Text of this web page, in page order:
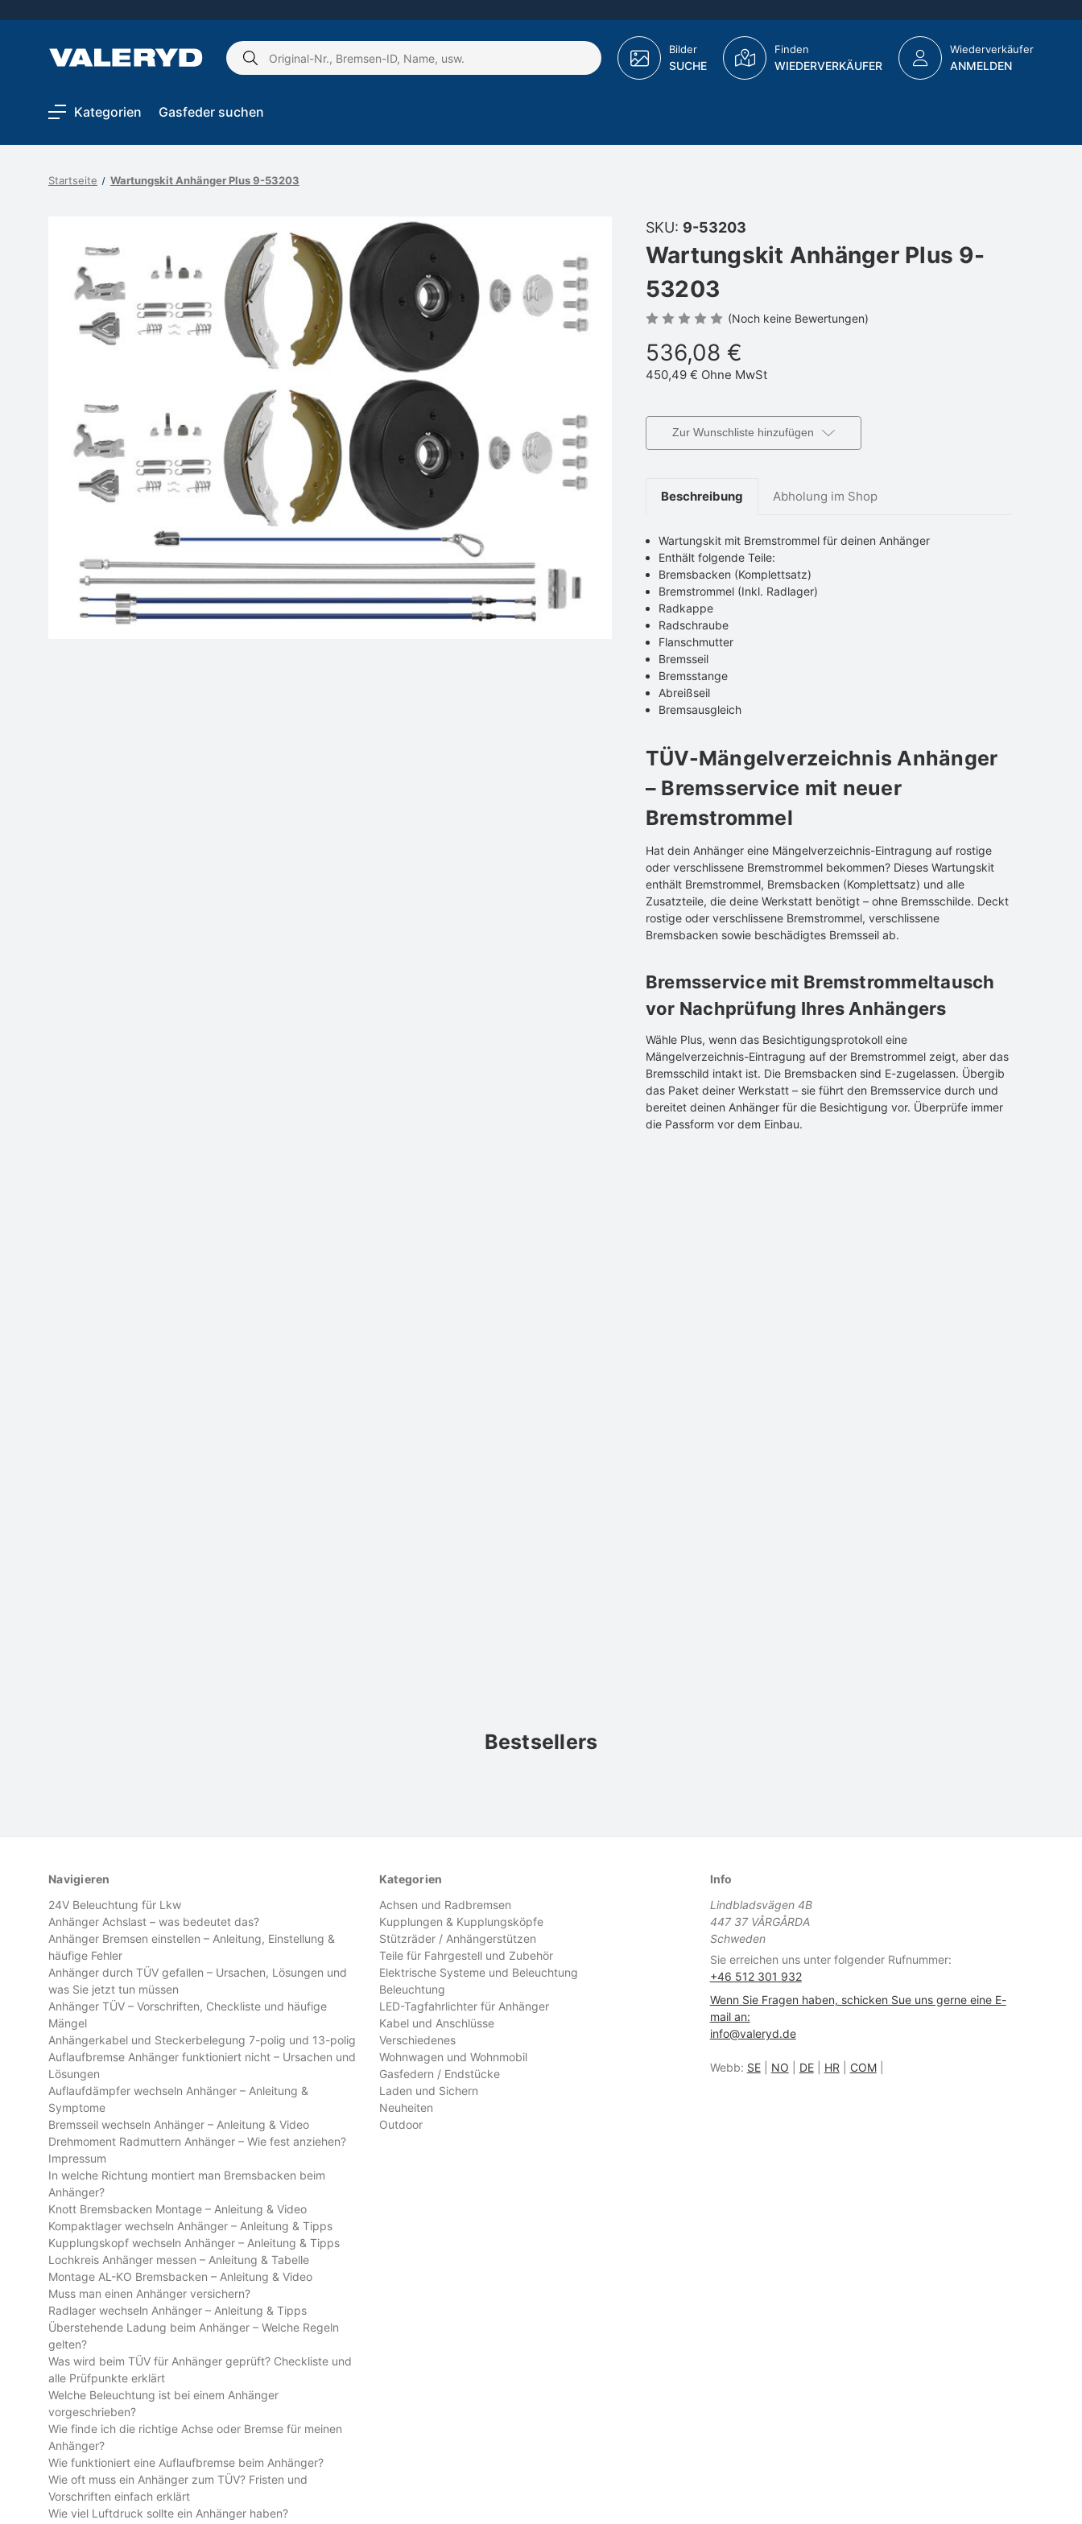
Schlagwort
Bilder
SUCHE
Finden
WIEDERVERKÄUFER
Wiederverkäufer
ANMELDEN
Kategorien Gasfeder suchen
Startseite Wartungskit Anhänger Plus 9-53203
SKU: 9-53203
Wartungskit Anhänger Plus 9-
53203
(Noch keine Bewertungen)
536,08 €
450,49 € Ohne MwSt
Zur Wunschliste hinzufügen
Beschreibung Abholung im Shop
Wartungskit mit Bremstrommel für deinen Anhänger
Enthält folgende Teile:
Bremsbacken (Komplettsatz)
Bremstrommel (Inkl. Radlager)
Radkappe
Radschraube
Flanschmutter
Bremsseil
Bremsstange
Abreißseil
Bremsausgleich
TÜV-Mängelverzeichnis Anhänger
– Bremsservice mit neuer
Bremstrommel
Hat dein Anhänger eine Mängelverzeichnis-Eintragung auf rostige
oder verschlissene Bremstrommel bekommen? Dieses Wartungskit
enthält Bremstrommel, Bremsbacken (Komplettsatz) und alle
Zusatzteile, die deine Werkstatt benötigt – ohne Bremsschilde. Deckt
rostige oder verschlissene Bremstrommel, verschlissene
Bremsbacken sowie beschädigtes Bremsseil ab.
Bremsservice mit Bremstrommeltausch
vor Nachprüfung Ihres Anhängers
Wähle Plus, wenn das Besichtigungsprotokoll eine
Mängelverzeichnis-Eintragung auf der Bremstrommel zeigt, aber das
Bremsschild intakt ist. Die Bremsbacken sind E-zugelassen. Übergib
das Paket deiner Werkstatt – sie führt den Bremsservice durch und
bereitet deinen Anhänger für die Besichtigung vor. Überprüfe immer
die Passform vor dem Einbau.
Bestsellers
Navigieren
24V Beleuchtung für Lkw
Anhänger Achslast – was bedeutet das?
Anhänger Bremsen einstellen – Anleitung, Einstellung &
häufige Fehler
Anhänger durch TÜV gefallen – Ursachen, Lösungen und
was Sie jetzt tun müssen
Anhänger TÜV – Vorschriften, Checkliste und häufige
Mängel
Anhängerkabel und Steckerbelegung 7-polig und 13-polig
Auflaufbremse Anhänger funktioniert nicht – Ursachen und
Lösungen
Auflaufdämpfer wechseln Anhänger – Anleitung &
Symptome
Bremsseil wechseln Anhänger – Anleitung & Video
Drehmoment Radmuttern Anhänger – Wie fest anziehen?
Impressum
In welche Richtung montiert man Bremsbacken beim
Anhänger?
Knott Bremsbacken Montage – Anleitung & Video
Kompaktlager wechseln Anhänger – Anleitung & Tipps
Kupplungskopf wechseln Anhänger – Anleitung & Tipps
Lochkreis Anhänger messen – Anleitung & Tabelle
Montage AL-KO Bremsbacken – Anleitung & Video
Muss man einen Anhänger versichern?
Radlager wechseln Anhänger – Anleitung & Tipps
Überstehende Ladung beim Anhänger – Welche Regeln
gelten?
Was wird beim TÜV für Anhänger geprüft? Checkliste und
alle Prüfpunkte erklärt
Welche Beleuchtung ist bei einem Anhänger
vorgeschrieben?
Wie finde ich die richtige Achse oder Bremse für meinen
Anhänger?
Wie funktioniert eine Auflaufbremse beim Anhänger?
Wie oft muss ein Anhänger zum TÜV? Fristen und
Vorschriften einfach erklärt
Wie viel Luftdruck sollte ein Anhänger haben?
Kategorien
Achsen und Radbremsen
Kupplungen & Kupplungsköpfe
Stützräder / Anhängerstützen
Teile für Fahrgestell und Zubehör
Elektrische Systeme und Beleuchtung
Beleuchtung
LED-Tagfahrlichter für Anhänger
Kabel und Anschlüsse
Verschiedenes
Wohnwagen und Wohnmobil
Gasfedern / Endstücke
Laden und Sichern
Neuheiten
Outdoor
Info
Lindbladsvägen 4B
447 37 VÅRGÅRDA
Schweden
Sie erreichen uns unter folgender Rufnummer:
+46 512 301 932
Wenn Sie Fragen haben, schicken Sue uns gerne eine E-
mail an:
info@valeryd.de
Webb: SE| NO DE| HR COM|